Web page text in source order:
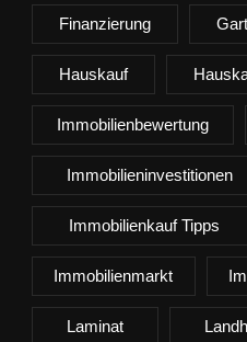
Finanzierung
Hauskauf
Immobilienbewertung
Immobilieninvestitionen
Immobilienkauf Tipps
Immobilienmarkt
Laminat